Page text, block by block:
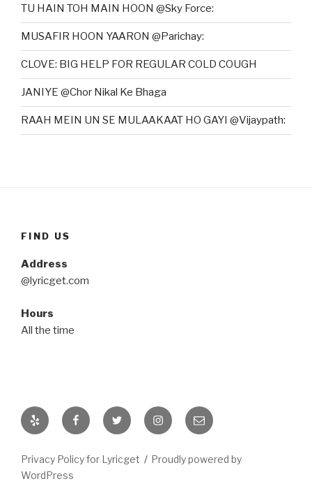
TU HAIN TOH MAIN HOON @Sky Force:
MUSAFIR HOON YAARON @Parichay:
CLOVE: BIG HELP FOR REGULAR COLD COUGH
JANIYE @Chor Nikal Ke Bhaga
RAAH MEIN UN SE MULAAKAAT HO GAYI @Vijaypath:
FIND US
Address
@lyricget.com
Hours
All the time
Yelp FacebookTwitter InstagramEmail
Privacy Policy for Lyricget
Proudly powered by
WordPress